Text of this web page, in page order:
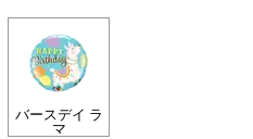
バースデイ ラ
マ